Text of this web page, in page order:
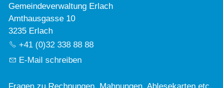
Gemeindeverwaltung Erlach
Amthausgasse 10
3235 Erlach
+41 (0)32 338 88 88
E-Mail schreiben